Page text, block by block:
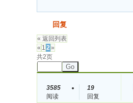
回复
« 返回列表
« 1 2»
共2页
Go
3585
阅读
19
回复